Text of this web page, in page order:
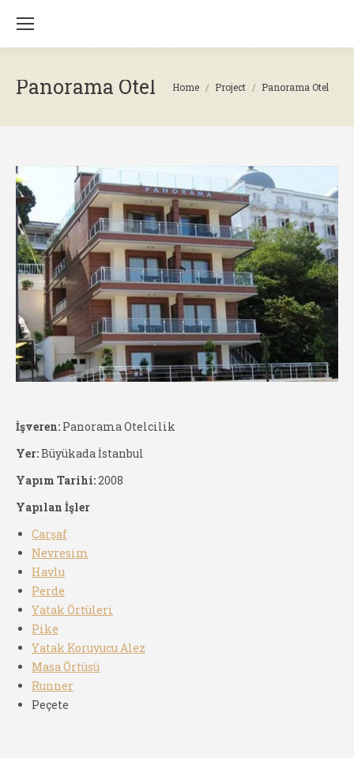
Panorama Otel You are here:
Home Project Panorama Otel
İşveren: Panorama Otelcilik
Yer:Büyükada İstanbul
Yapım Tarihi:2008
Yapılan İşler
Çarşaf
Nevresim
Havlu
Perde
Yatak Örtüleri
Pike
Yatak Koruyucu Alez
Masa Örtüsü
Runner
Peçete